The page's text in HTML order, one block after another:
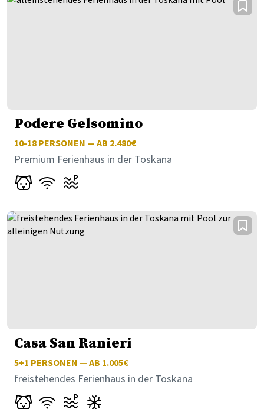
Podere Gelsomino
10-18 PERSONEN — AB 2.480€
Premium Ferienhaus in der Toskana
Casa San Ranieri
5+1 PERSONEN — AB 1.005€
freistehendes Ferienhaus in der Toskana